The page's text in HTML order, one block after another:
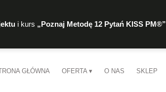
i kurs „Poznaj Metodę 12 Pytań KISS PM®”
GŁÓWNA OFERTA O NAS SKLEP